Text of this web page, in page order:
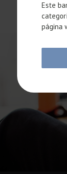
Este
página